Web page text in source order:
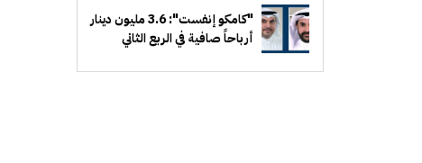
"كامكو إنفست": 3.6 مليون دينار
أرباحاً صافية في الربع الثاني